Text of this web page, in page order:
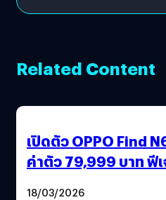
Related Content
เปิดตัว OPPO Find
ค่าตัว 79,999 บาท ฟี
18/03/2026